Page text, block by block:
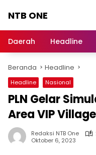
NTB ONE
dan
Berita
Lombok
Daerah Headline
Beranda Headline
Headline Nasional
PLN Gelar
Area VIP
Redaksi NTB One
Oktober 6, 2023